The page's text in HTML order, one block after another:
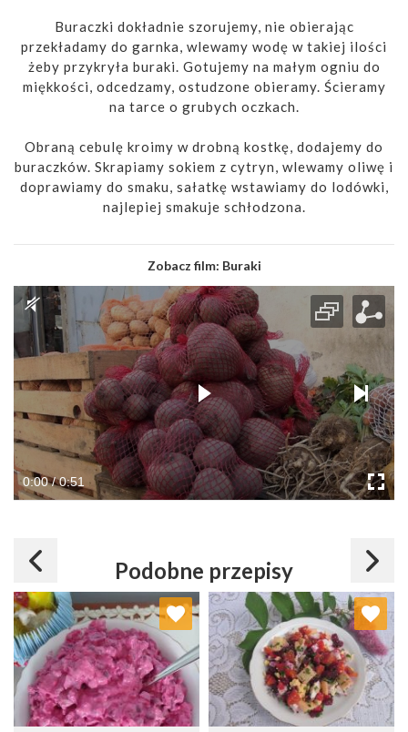
Buraczki dokładnie szorujemy, nie obierając
przekładamy do garnka, wlewamy wodę w takiej ilości
żeby przykryła buraki. Gotujemy na małym ogniu do
miękkości, odcedzamy, ostudzone obieramy. Ścieramy
na tarce o grubych oczkach.
Obraną cebulę kroimy w drobną kostkę, dodajemy do
buraczków. Skrapiamy sokiem z cytryn, wlewamy oliwę i
doprawiamy do smaku, sałatkę wstawiamy do lodówki,
najlepiej smakuje schłodzona.
Zobacz film: Buraki
0:00 / 0:51
Podobne przepisy
Dodaj do ulubionych
Wybierz listę:
Dodaj do ulubionych
Wybierz listę: